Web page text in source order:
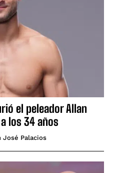
el peleador Allan
los 34 años
José Palacios